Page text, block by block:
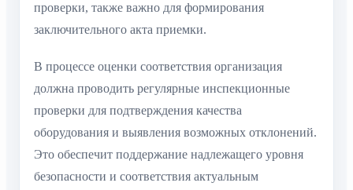
проверки, также важно для формирования
заключительного акта приемки.
В процессе оценки соответствия организация
должна проводить регулярные инспекционные
проверки для подтверждения качества
оборудования и выявления возможных отклонений.
Это обеспечит поддержание надлежащего уровня
безопасности и соответствия актуальным